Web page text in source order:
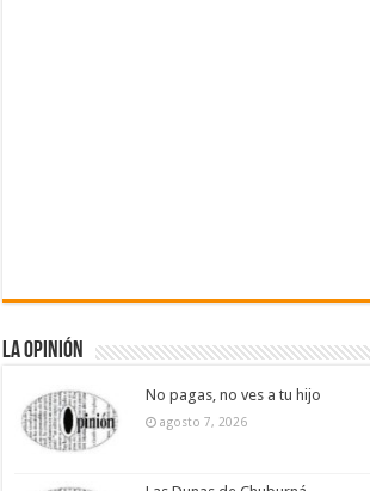
La Opinión
No pagas, no ves a tu hijo
agosto 7, 2026